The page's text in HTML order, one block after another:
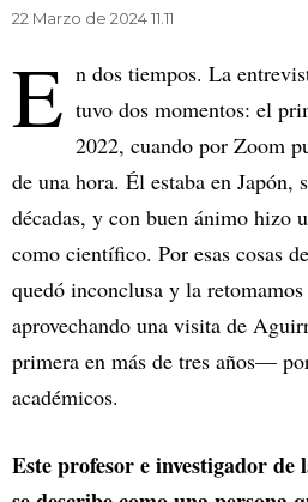
22 Marzo de 2024 11.11
E n dos tiempos. La
tuvo dos momentos: el
2022, cuando por Zoom
de una hora. Él estaba en Japón,
décadas, y con buen ánimo hizo
como científico. Por esas cosas
quedó inconclusa y la
aprovechando una visita de
primera en más de tres años—
académicos.
Este profesor e investigador